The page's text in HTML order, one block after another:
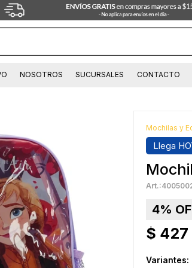
NOSOTROS SUCURSALES CONTACTO
Mochilas y
Llega
4
$ 427
Variantes: